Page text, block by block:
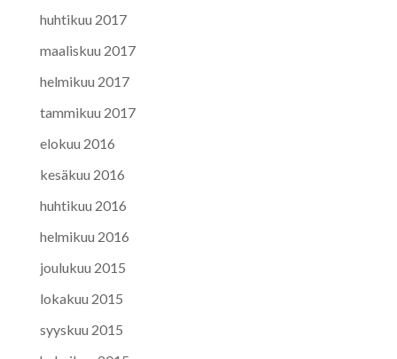
huhtikuu 2017
maaliskuu 2017
helmikuu 2017
tammikuu 2017
elokuu 2016
kesäkuu 2016
huhtikuu 2016
helmikuu 2016
joulukuu 2015
lokakuu 2015
syyskuu 2015